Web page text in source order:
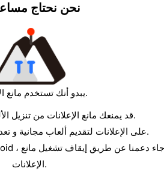
Studioنحن نحتاج
يبدو أنك تستخدم مانع الإعلانات.
* قد يمنعك مانع الإعلانات من تنزيل الألعاب بشكل طبيعي.
* تعتمد Moddroid على الإعلانات لتقديم ألعاب مجانية و تعديلات.
الإعلانات.